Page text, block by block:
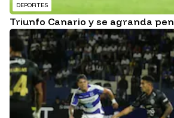
DEPORTES
Triunfo Canario y se agranda